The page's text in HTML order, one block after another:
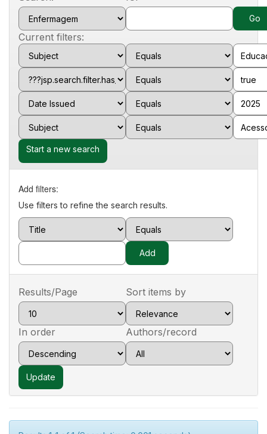
Current filters:
Start a new search
Add filters:
Use filters to refine the search results.
Results/Page Sort items by
In order Authors/record